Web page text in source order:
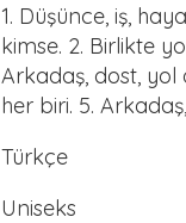
1. Düşünce, iş,
kimse. 2. Birlikte
Arkadaş, dost, yol
her biri. 5.
Türkçe
Uniseks